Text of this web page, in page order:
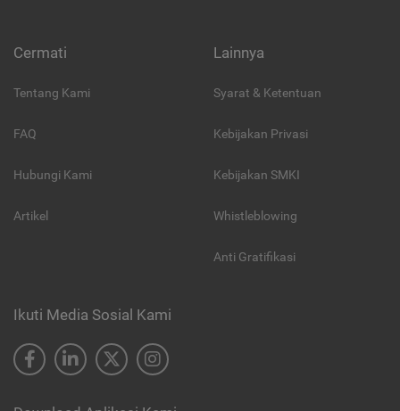
Cermati
Tentang Kami
FAQ
Hubungi Kami
Artikel
Lainnya
Syarat & Ketentuan
Kebijakan Privasi
Kebijakan SMKI
Whistleblowing
Anti Gratifikasi
Ikuti Media Sosial Kami